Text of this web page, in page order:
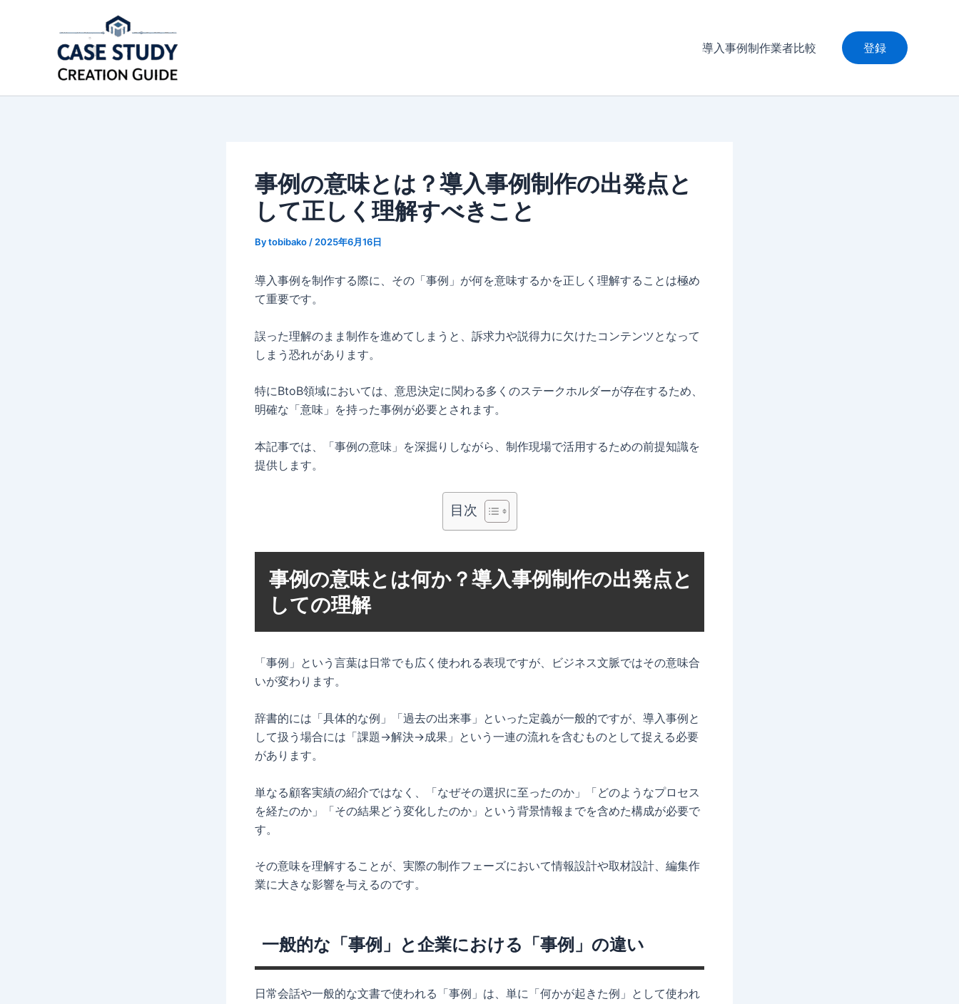
導入事例制作業者比較 登録
事例の意味とは？導入事例制作の出発点と
して正しく理解すべきこと
Bytobibako / 2025年6月16日
導入事例を制作する際に、その「事例」が何を意味するかを正しく理解することは極め
て重要です。
誤った理解のまま制作を進めてしまうと、訴求力や説得力に欠けたコンテンツとなって
しまう恐れがあります。
特にBtoB領域においては、意思決定に関わる多くのステークホルダーが存在するため、
明確な「意味」を持った事例が必要とされます。
本記事では、「事例の意味」を深掘りしながら、制作現場で活用するための前提知識を
提供します。
目次
事例の意味とは何か？導入事例制作の出発点と
しての理解
「事例」という言葉は日常でも広く使われる表現ですが、ビジネス文脈ではその意味合
いが変わります。
辞書的には「具体的な例」「過去の出来事」といった定義が一般的ですが、導入事例と
して扱う場合には「課題→解決→成果」という一連の流れを含むものとして捉える必要
があります。
単なる顧客実績の紹介ではなく、「なぜその選択に至ったのか」「どのようなプロセス
を経たのか」「その結果どう変化したのか」という背景情報までを含めた構成が必要で
す。
その意味を理解することが、実際の制作フェーズにおいて情報設計や取材設計、編集作
業に大きな影響を与えるのです。
一般的な「事例」と企業における「事例」の違い
日常会話や一般的な文書で使われる「事例」は、単に「何かが起きた例」として使われ